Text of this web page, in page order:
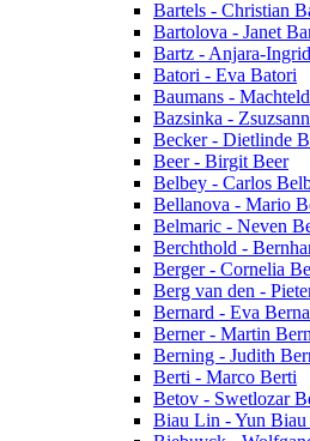
Bartels - Christian
Bartolova - Janet
Bartz - Anjara-
Batori - Eva Batori
Baumans -
Bazsinka -
Becker - Dietlinde
Beer - Birgit Beer
Belbey - Carlos
Bellanova - Mario
Belmaric - Neven
Berchthold -
Berger - Cornelia
Berg van den -
Bernard - Eva
Berner - Martin
Berning - Judith
Berti - Marco Berti
Betov - Swetlozar
Biau Lin - Yun